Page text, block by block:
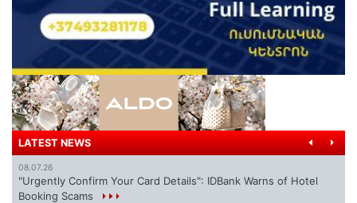
LATEST NEWS
08.07.26
"Urgently Confirm Your Card Details": IDBank Warns of Hotel
Booking Scams